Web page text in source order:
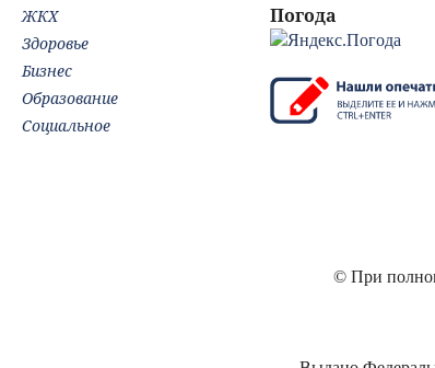
ЖКХ
Здоровье
Бизнес
Образование
Социальное
Погода
© При полном